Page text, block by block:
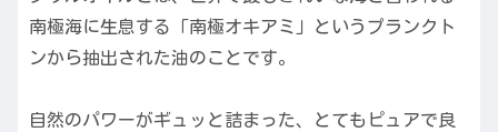
南極海に生息する「南極オキアミ」というプランクト
ンから抽出された油のことです。
自然のパワーがギュッと詰まった、とてもピュアで良